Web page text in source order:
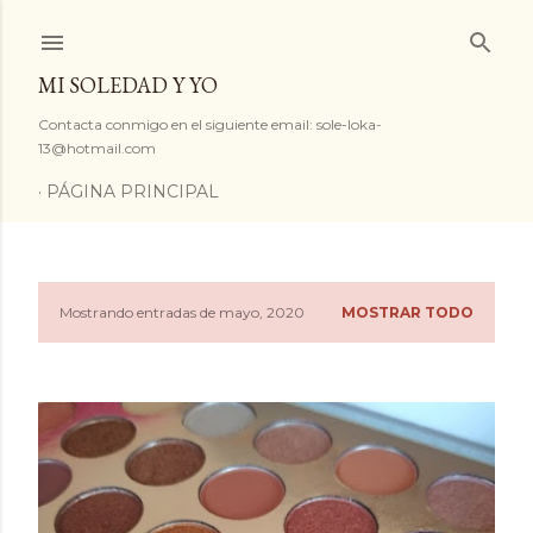
MI SOLEDAD Y YO
Contacta conmigo en el siguiente email: sole-loka-
13@hotmail.com
PÁGINA PRINCIPAL
E
r
a
Mostrando entradas de mayo, 2020 MOSTRAR TODO